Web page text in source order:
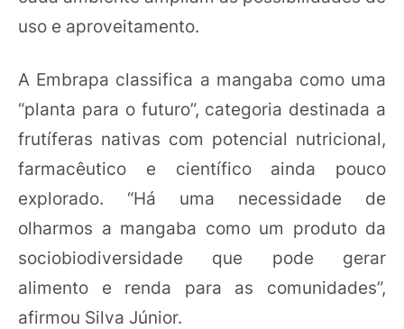
uso e aproveitamento.
A Embrapa classifica a mangaba como uma
“planta para o futuro”, categoria destinada a
frutíferas nativas com potencial nutricional,
farmacêutico e científico ainda pouco
explorado. “Há uma necessidade de
olharmos a mangaba como um produto da
sociobiodiversidade que pode gerar
alimento e renda para as comunidades”,
afirmou Silva Júnior.